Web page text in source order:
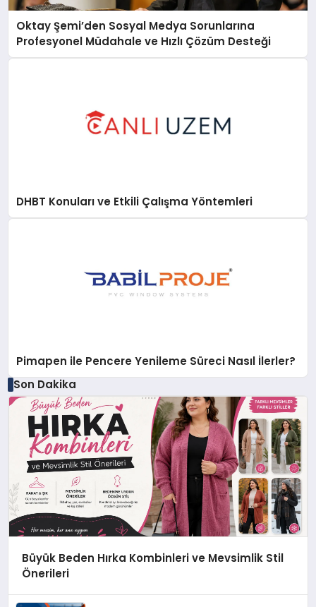
Oktay Şemi’den Sosyal Medya Sorunlarına
Profesyonel Müdahale ve Hızlı Çözüm Desteği
DHBT Konuları ve Etkili Çalışma Yöntemleri
Pimapen ile Pencere Yenileme Süreci Nasıl İlerler?
Son Dakika
Büyük Beden Hırka Kombinleri ve Mevsimlik Stil
Önerileri